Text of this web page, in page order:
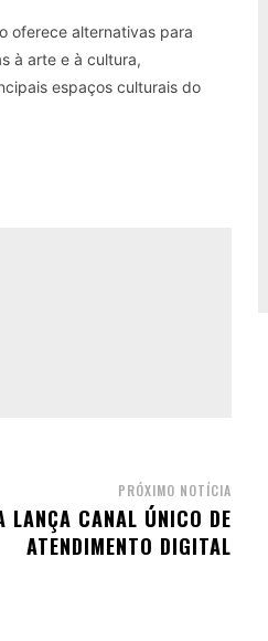
oferece alternativas para
à arte e à cultura,
espaços culturais do
PRÓXIMO NOTÍCIA
LANÇA CANAL ÚNICO DE
ATENDIMENTO DIGITAL